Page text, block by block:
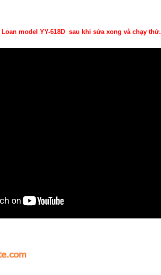
model YY-618D sau khi sửa xong và chạy thử.